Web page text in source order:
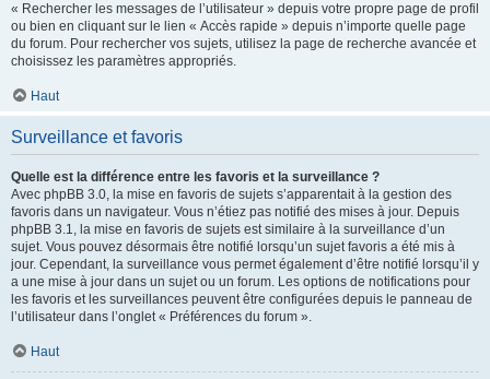
« Rechercher les messages de l’utilisateur » depuis votre propre page de profil
ou bien en cliquant sur le lien « Accès rapide » depuis n’importe quelle page
du forum. Pour rechercher vos sujets, utilisez la page de recherche avancée et
choisissez les paramètres appropriés.
Haut
Surveillance et favoris
Quelle est la différence entre les favoris et la surveillance ?
Avec phpBB 3.0, la mise en favoris de sujets s’apparentait à la gestion des
favoris dans un navigateur. Vous n’étiez pas notifié des mises à jour. Depuis
phpBB 3.1, la mise en favoris de sujets est similaire à la surveillance d’un
sujet. Vous pouvez désormais être notifié lorsqu’un sujet favoris a été mis à
jour. Cependant, la surveillance vous permet également d’être notifié lorsqu’il y
a une mise à jour dans un sujet ou un forum. Les options de notifications pour
les favoris et les surveillances peuvent être configurées depuis le panneau de
l’utilisateur dans l’onglet « Préférences du forum ».
Haut